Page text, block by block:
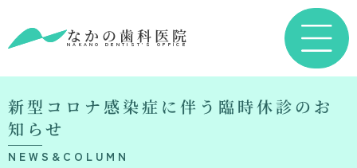
なかの歯科医院
NAKANO DENTIST’S OFFICE
新型コロナ感染症に伴う臨時休診のお
知らせ
NEWS&COLUMN